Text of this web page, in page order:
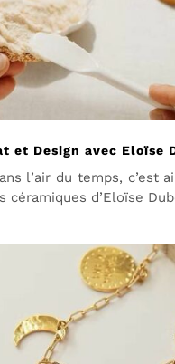
et Design avec Eloïse
l’air du temps, c’est
céramiques d’Eloïse